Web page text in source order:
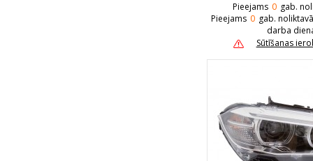
Pieejams 0 gab.
Pieejams 0 gab.
darba
Sūtīšanas